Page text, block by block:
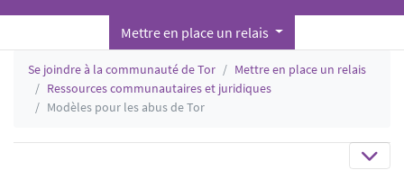
Mettre en place un relais
Se joindre à la communauté de Tor
Mettre en place un relais
Ressources communautaires et juridiques
Modèles pour les abus de Tor